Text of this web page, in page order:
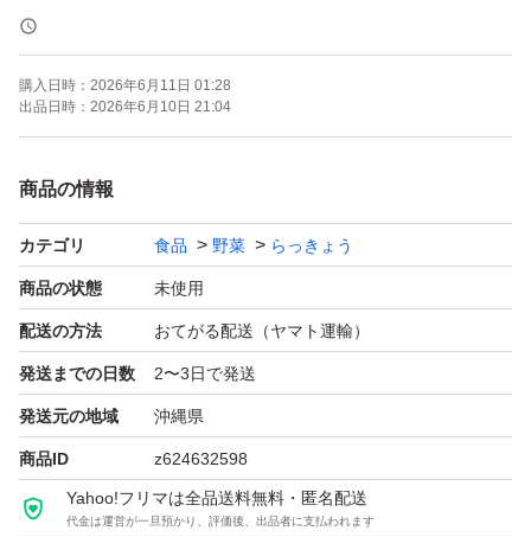
そのままでも美味しくお召しあがりいただけますが、塩漬
け、削り節、キムチ漬け、天ぷら、炒め物ホクホク食感も
最高です♪
雨天時には畑に入れないので発送が遅れる事も有りますが
基本早めの発送心掛けております。
新品箱を使用しての
発送しております。
メルカリネコポス発送！
購入日時： 2026年6月11日 01:28
出品日時： 2026年6月10日 21:04
商品の情報
カテゴリ 食品 野菜 らっきょう
商品の状態 未使用
配送の方法 おてがる配送（ヤマト運輸）
発送までの日数 2〜3日で発送
発送元の地域 沖縄県
商品ID z624632598
Yahoo!フリマは全品送料無料・匿名配送
代金は運営が一旦預かり、評価後、出品者に支払われます